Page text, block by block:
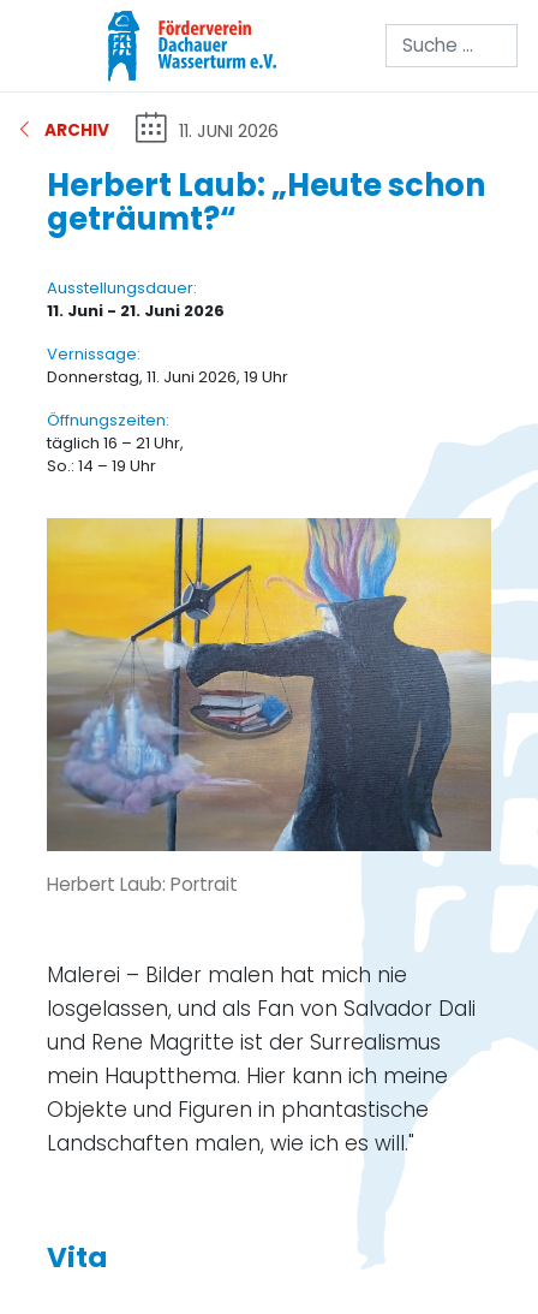
Suchen
ARCHIV 11. JUNI 2026
Herbert Laub: „Heute schon
geträumt?“
Ausstellungsdauer:
11. Juni - 21. Juni 2026
Vernissage:
Donnerstag, 11. Juni 2026, 19 Uhr
Öffnungszeiten:
täglich 16 – 21 Uhr,
So.: 14 – 19 Uhr
Herbert Laub: Portrait
Malerei – Bilder malen hat mich nie
losgelassen, und als Fan von Salvador Dali
und Rene Magritte ist der Surrealismus
mein Hauptthema. Hier kann ich meine
Objekte und Figuren in phantastische
Landschaften malen, wie ich es will."
Vita